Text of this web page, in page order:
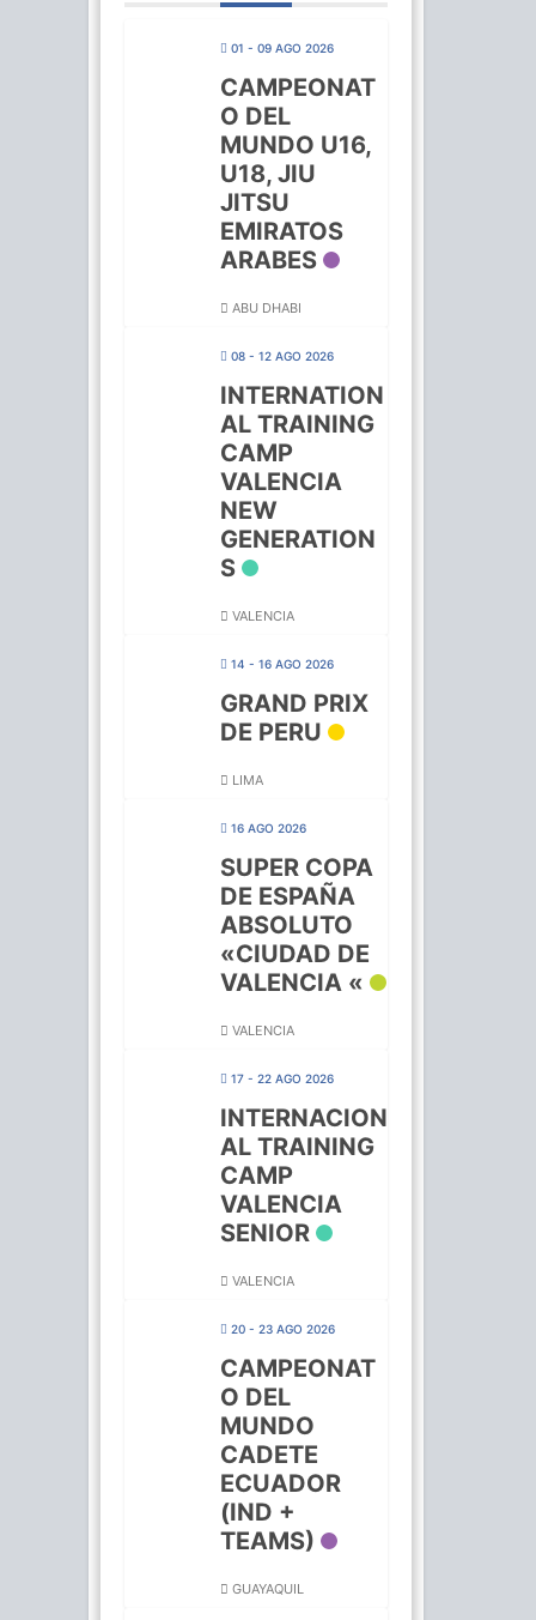
01 - 09 AGO 2026
CAMPEONAT
O DEL
MUNDO U16,
U18, JIU
JITSU
EMIRATOS
ARABES
ABU DHABI
08 - 12 AGO 2026
INTERNATION
AL TRAINING
CAMP
VALENCIA
NEW
GENERATION
S
VALENCIA
14 - 16 AGO 2026
GRAND PRIX
DE PERU
LIMA
16 AGO 2026
SUPER COPA
DE ESPAÑA
ABSOLUTO
«CIUDAD DE
VALENCIA «
VALENCIA
17 - 22 AGO 2026
INTERNACION
AL TRAINING
CAMP
VALENCIA
SENIOR
VALENCIA
20 - 23 AGO 2026
CAMPEONAT
O DEL
MUNDO
CADETE
ECUADOR
(IND +
TEAMS)
GUAYAQUIL